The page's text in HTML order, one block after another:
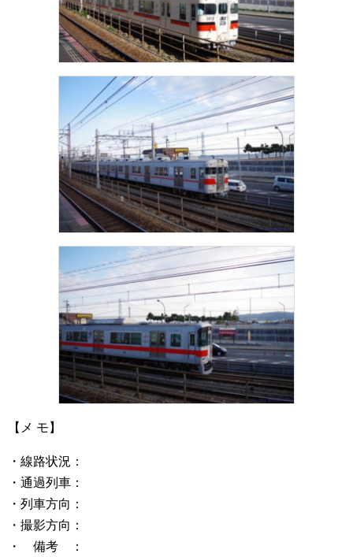
【メ モ】
・線路状況：
・通過列車：
・列車方向：
・撮影方向：
・ 備考 ：